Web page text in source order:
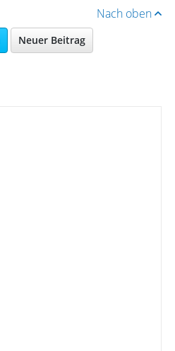
Nach oben
Neuer Beitrag